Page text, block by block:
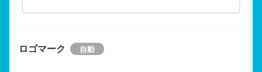
ロゴマーク